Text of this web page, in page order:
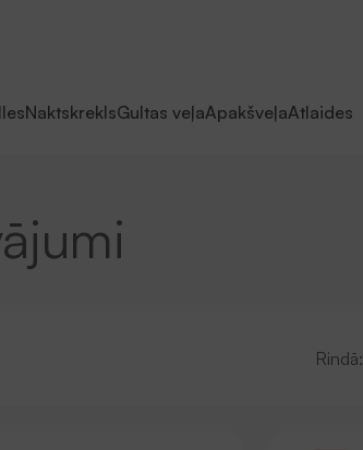
NaktskreklsGultas veļaApakšveļaAtlaides
Rindā: